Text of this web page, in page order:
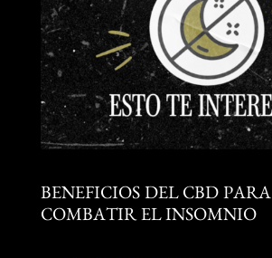
BENEFICIOS DEL CBD PARA
COMBATIR EL INSOMNIO